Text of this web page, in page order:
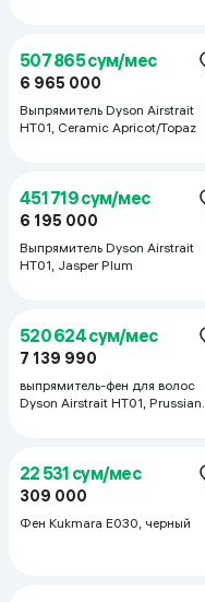
Стайлер Dyson Airwrap HS08,
Ceramic Pink
559 999 сум/мес
7 679 990
HD16, Ceramic Pink/Rose Gold